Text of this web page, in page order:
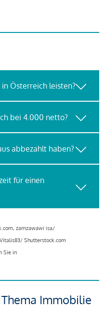
Österreich leisten?
bei 4.000 netto?
abbezahlt haben?
für einen
zamzawawi isa/
Shutterstock.com
Sie in
Immobilie